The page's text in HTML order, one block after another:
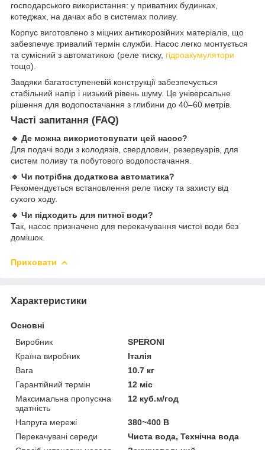
господарського використання: у приватних будинках,
котеджах, на дачах або в системах поливу.
Корпус виготовлено з міцних антикорозійних матеріалів, що
забезпечує тривалий термін служби. Насос легко монтується
та сумісний з автоматикою (реле тиску, гідроакумулятори
тощо).
Завдяки багатоступеневій конструкції забезпечується
стабільний напір і низький рівень шуму. Це універсальне
рішення для водопостачання з глибини до 40–60 метрів.
Часті запитання (FAQ)
🔹 Де можна використовувати цей насос?
Для подачі води з колодязів, свердловин, резервуарів, для
систем поливу та побутового водопостачання.
🔹 Чи потрібна додаткова автоматика?
Рекомендується встановлення реле тиску та захисту від
сухого ходу.
🔹 Чи підходить для питної води?
Так, насос призначено для перекачування чистої води без
домішок.
Приховати
Характеристики
Основні
Виробник
SPERONI
Країна виробник
Італія
Вага
10.7 кг
Гарантійний термін
12 міс
Максимальна пропускна
здатність
12 куб.м/год
Напруга мережі
380~400 В
Перекачувані середи
Чиста вода, Технічна вода